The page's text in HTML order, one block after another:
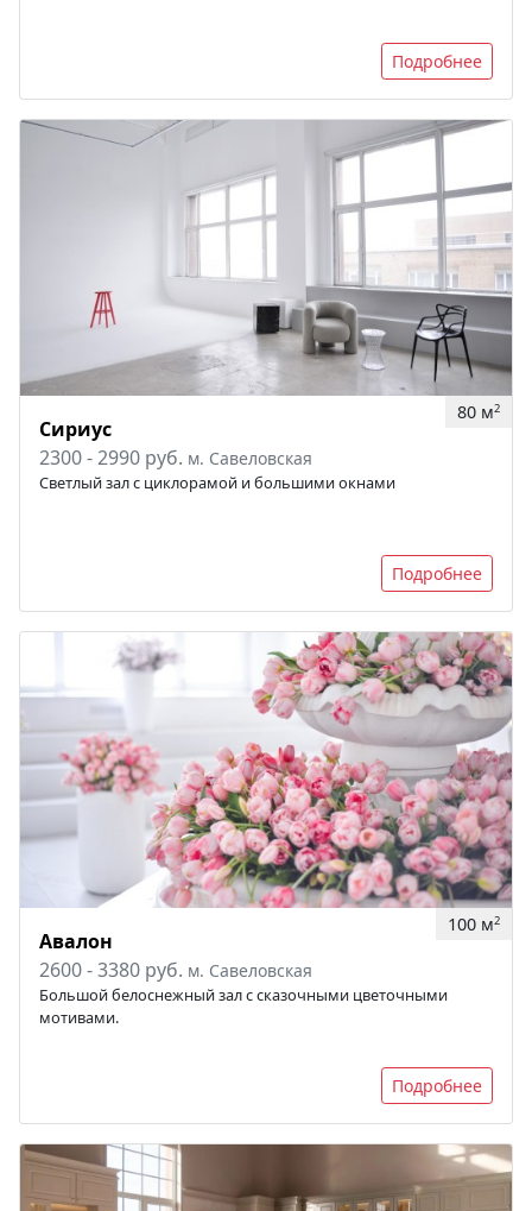
Подробнее
80 м2
Сириус
2300 - 2990 руб. м. Савеловская
Светлый зал с циклорамой и большими окнами
Подробнее
100 м2
Авалон
2600 - 3380 руб. м. Савеловская
Большой белоснежный зал с сказочными цветочными
мотивами.
Подробнее